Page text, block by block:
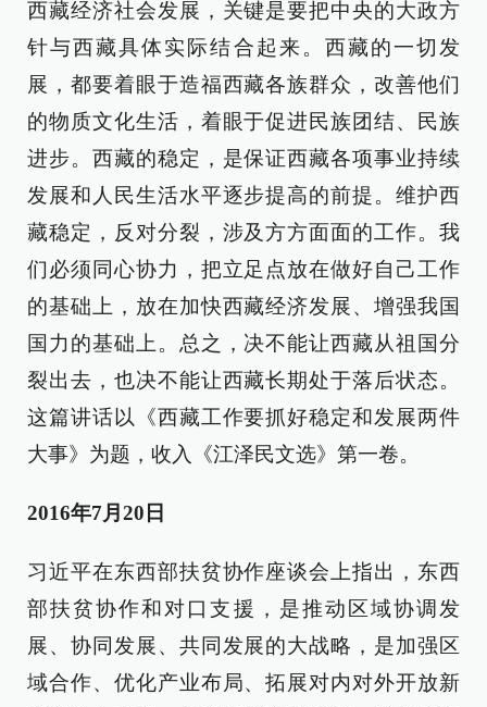
西藏经济社会发展，关键是要把中央的大政方
针与西藏具体实际结合起来。西藏的一切发
展，都要着眼于造福西藏各族群众，改善他们
的物质文化生活，着眼于促进民族团结、民族
进步。西藏的稳定，是保证西藏各项事业持续
发展和人民生活水平逐步提高的前提。维护西
藏稳定，反对分裂，涉及方方面面的工作。我
们必须同心协力，把立足点放在做好自己工作
的基础上，放在加快西藏经济发展、增强我国
国力的基础上。总之，决不能让西藏从祖国分
裂出去，也决不能让西藏长期处于落后状态。
这篇讲话以《西藏工作要抓好稳定和发展两件
大事》为题，收入《江泽民文选》第一卷。
2016年7月20日
习近平在东西部扶贫协作座谈会上指出，东西
部扶贫协作和对口支援，是推动区域协调发
展、协同发展、共同发展的大战略，是加强区
域合作、优化产业布局、拓展对内对外开放新